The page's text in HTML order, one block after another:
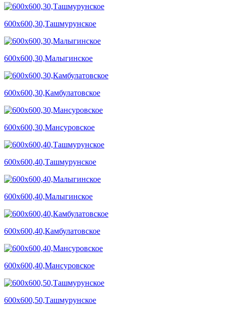
600х600,30,Ташмурунское
600х600,30,Малыгинское
600х600,30,Камбулатовское
600х600,30,Мансуровское
600х600,40,Ташмурунское
600х600,40,Малыгинское
600х600,40,Камбулатовское
600х600,40,Мансуровское
600х600,50,Ташмурунское